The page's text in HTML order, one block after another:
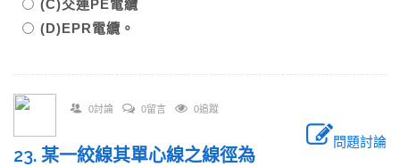
(C)交連PE電纜
(D)EPR電纜。
0討論 0留言 0追蹤
問題討論
23. 某一絞線其單心線之線徑為